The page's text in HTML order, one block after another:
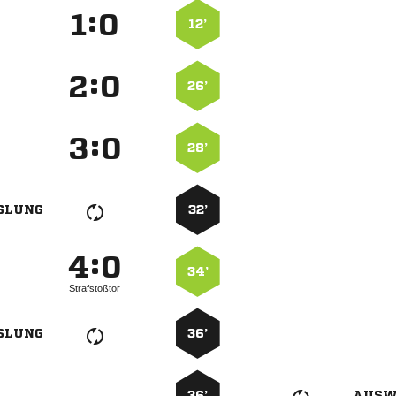
: 12’
: 26’
: 28’
32’
:
Strafstoßtor
34’
36’